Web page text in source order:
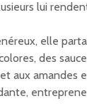
lui
elle
des
aux amandes